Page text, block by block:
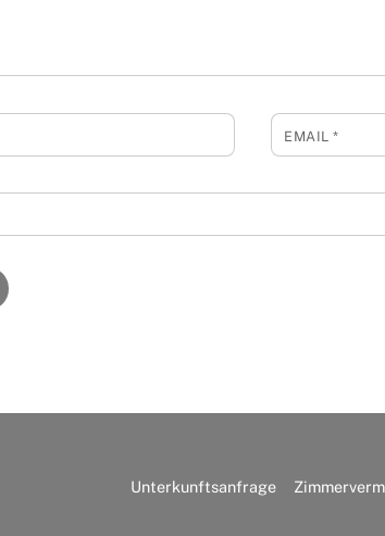
EMAIL*
Unterkunftsanfrage